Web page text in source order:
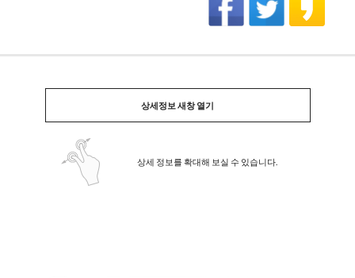
상세정보 새창 열기
상세 정보를 확대해 보실 수 있습니다.